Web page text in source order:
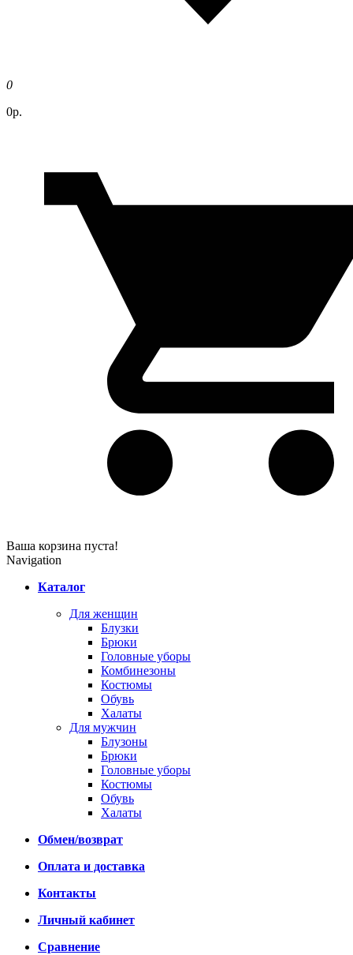
0
0р.
Ваша корзина пуста!
Navigation
Каталог
Для женщин
Блузки
Брюки
Головные уборы
Комбинезоны
Костюмы
Обувь
Халаты
Для мужчин
Блузоны
Брюки
Головные уборы
Костюмы
Обувь
Халаты
Обмен/возврат
Оплата и доставка
Контакты
Личный кабинет
Сравнение